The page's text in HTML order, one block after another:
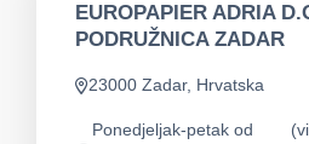
EUROPAPIER ADRIA
PODRUŽNICA ZADAR
app.address
23000 Zadar, Hrvatska
Ponedjeljak-petak od